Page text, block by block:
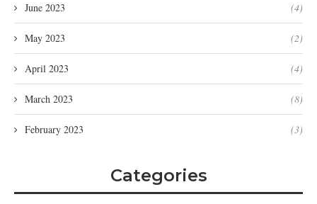
June 2023 (4)
May 2023 (2)
April 2023 (4)
March 2023 (8)
February 2023 (3)
Categories